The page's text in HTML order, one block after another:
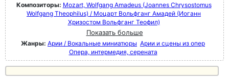
Композиторы: Mozart, Wolfgang Amadeus (Joannes Chrysostomus
Wolfgang Theophilus) / Моцарт Вольфганг Амадей (Иоганн
Хризостом Вольфганг Теофил)
Показать больше
Жанры: Арии / Вокальные миниатюры Арии и сцены из опер
Опера, интермедия, серената